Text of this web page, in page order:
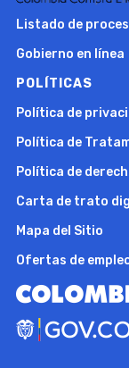
Listado de
Gobierno en línea
POLÍTICAS
Política de
Política de
Política de
Carta de trato
Mapa del Sitio
Ofertas de